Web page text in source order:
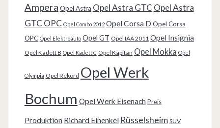
Ampera Opel Astra Opel Astra GTC Opel Astra
GTC OPC Opel Combo 2012 Opel Corsa D Opel Corsa
OPC Opel Elektroauto Opel GT Opel IAA 2011 Opel Insignia
Opel Kadett B Opel Kadett C Opel Kapitän Opel Mokka Opel
Olympia Opel Rekord Opel Werk
Bochum Opel Werk Eisenach Preis
Produktion Richard Einenkel Rüsselsheim SUV